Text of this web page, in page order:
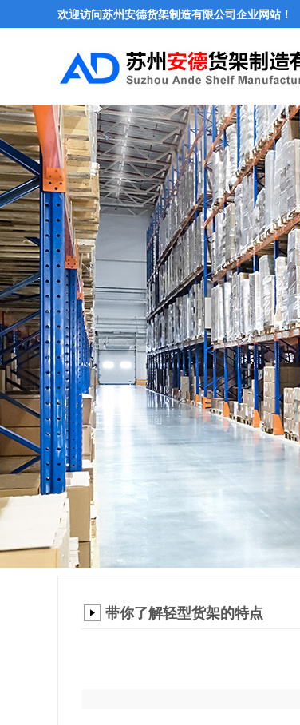
欢迎访问苏州安德货架制造有限公司企业网站！
带你了解轻型货架的特点